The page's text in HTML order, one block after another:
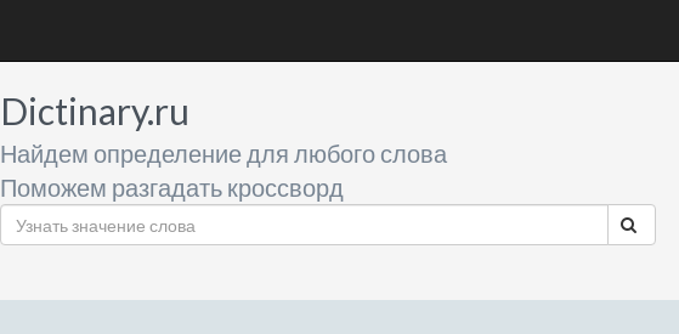
Dictinary.ru
Найдем определение для любого слова
Поможем разгадать кроссворд